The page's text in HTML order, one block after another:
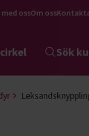
ossOm oss
Sök